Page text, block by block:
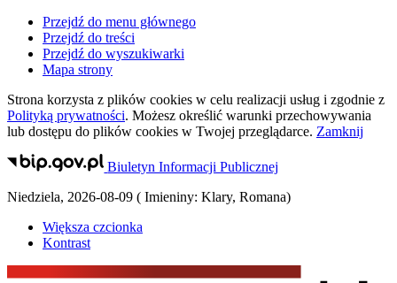
Przejdź do menu głównego
Przejdź do treści
Przejdź do wyszukiwarki
Mapa strony
Strona korzysta z plików cookies w celu realizacji usług i zgodnie z
Polityką prywatności. Możesz określić warunki przechowywania
lub dostępu do plików cookies w Twojej przeglądarce. Zamknij
Biuletyn Informacji Publicznej
Niedziela, 2026-08-09 ( Imieniny: Klary, Romana)
Większa czcionka
Kontrast